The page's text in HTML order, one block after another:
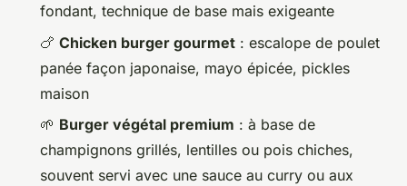
fondant, technique de base mais exigeante
🍗 Chicken burger gourmet : escalope de poulet
panée façon japonaise, mayo épicée, pickles
maison
🌱 Burger végétal premium : à base de
champignons grillés, lentilles ou pois chiches,
souvent servi avec une sauce au curry ou aux